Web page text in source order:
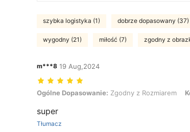
szybka logistyka (1) dobrze dopasowany (37)
wygodny (21) miłość (7) zgodny z
m***8 19 Aug,2024
Ogólne Dopasowanie: Zgodny z Rozmiarem, Kolor:
Ogólne Dopasowanie: Zgodny z Rozmiarem
super
Tłumacz